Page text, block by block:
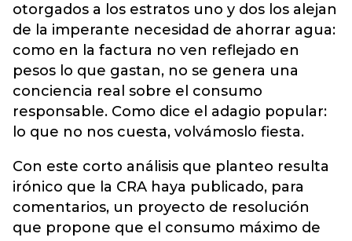
otorgados a los estratos uno y dos los alejan
de la imperante necesidad de ahorrar agua:
como en la factura no ven reflejado en
pesos lo que gastan, no se genera una
conciencia real sobre el consumo
responsable. Como dice el adagio popular:
lo que no nos cuesta, volvámoslo fiesta.
Con este corto análisis que planteo resulta
irónico que la CRA haya publicado, para
comentarios, un proyecto de resolución
que propone que el consumo máximo de